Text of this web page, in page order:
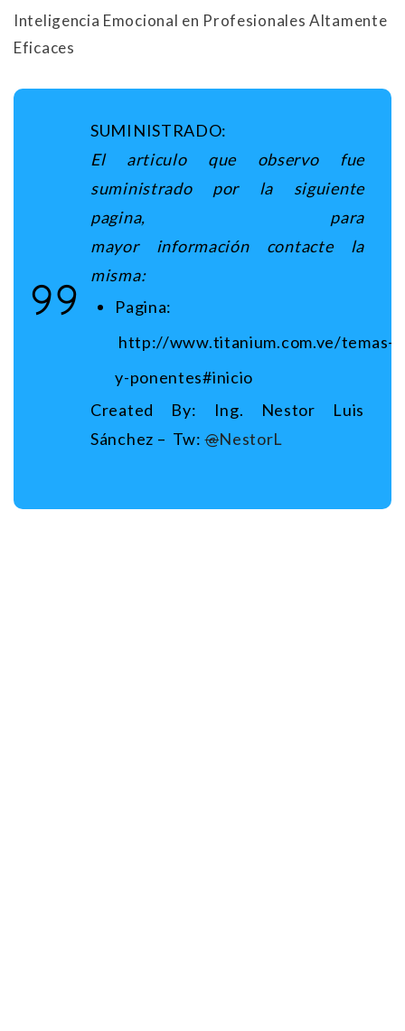
Inteligencia Emocional en Profesionales Altamente
Eficaces
SUMINISTRADO:
El articulo que observo fue
suministrado por la siguiente
pagina, para
mayor información contacte la
misma:
Pagina:
http://www.titanium.com.ve/temas-
y-ponentes#inicio
Created By: Ing. Nestor Luis
Sánchez – Tw:@NestorL